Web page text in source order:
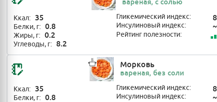
Ккал: 35
Белки, г: 0.8
Жиры, г: 0.2
Углеводы, г: 8.2
Гликемический индекс:
Инсулиновый индекс: ~
Рейтинг полезности:
Морковь
вареная, без соли
Ккал: 35
Белки, г: 0.8
Гликемический индекс:
Инсулиновый индекс: ~